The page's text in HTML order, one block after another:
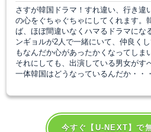
さすが韓国ドラマ！すれ違い、行き違
の心をぐちゃぐちゃにしてくれます。
ば、ほぼ間違いなくハマるドラマにな
ンギョルが2人で一緒にいて、仲良く
もなんだか心があったかくなってしま
それにしても、出演している男女がす
一体韓国はどうなっているんだか・・
今すぐ【U-NEXT】で